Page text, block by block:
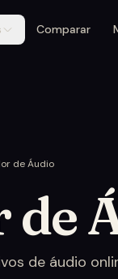
Comparar
de Áudio
de
de áudio